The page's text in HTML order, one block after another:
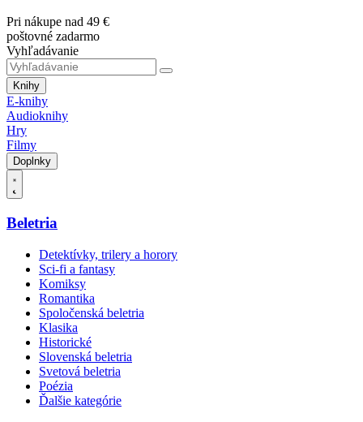
Pri nákupe nad 49 €
poštovné zadarmo
Vyhľadávanie
Knihy
E-knihy
Audioknihy
Hry
Filmy
Doplnky
Beletria
Detektívky, trilery a horory
Sci-fi a fantasy
Komiksy
Romantika
Spoločenská beletria
Klasika
Historické
Slovenská beletria
Svetová beletria
Poézia
Ďalšie kategórie